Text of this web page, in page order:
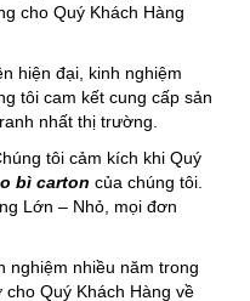
cho Quý Khách Hàng
hiện đại, kinh nghiệm
tôi cam kết cung cấp sản
nhất thị trường.
tôi cảm kích khi Quý
bì carton của chúng tôi.
Lớn – Nhỏ, mọi đơn
nghiệm nhiều năm trong
Quý Khách Hàng về